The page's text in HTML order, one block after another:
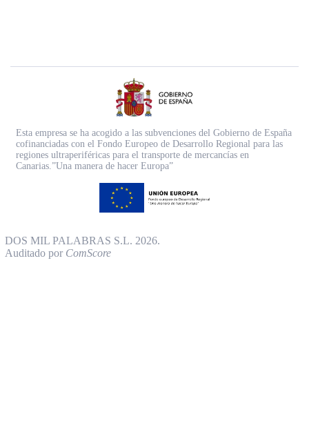
Esta empresa se ha acogido a las subvenciones del Gobierno de España
cofinanciadas con el Fondo Europeo de Desarrollo Regional para las
regiones ultraperiféricas para el transporte de mercancías en
Canarias.”Una manera de hacer Europa”
DOS MIL PALABRAS S.L. 2026.
Auditado por ComScore